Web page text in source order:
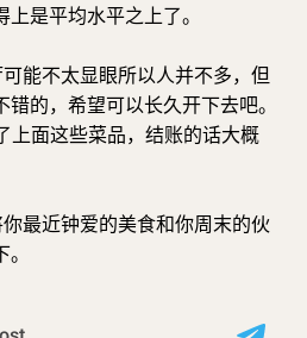
是平均水平之上了。
能不太显眼所以人并不多，但
的，希望可以长久开下去吧。
上面这些菜品，结账的话大概
最近钟爱的美食和你周末的伙